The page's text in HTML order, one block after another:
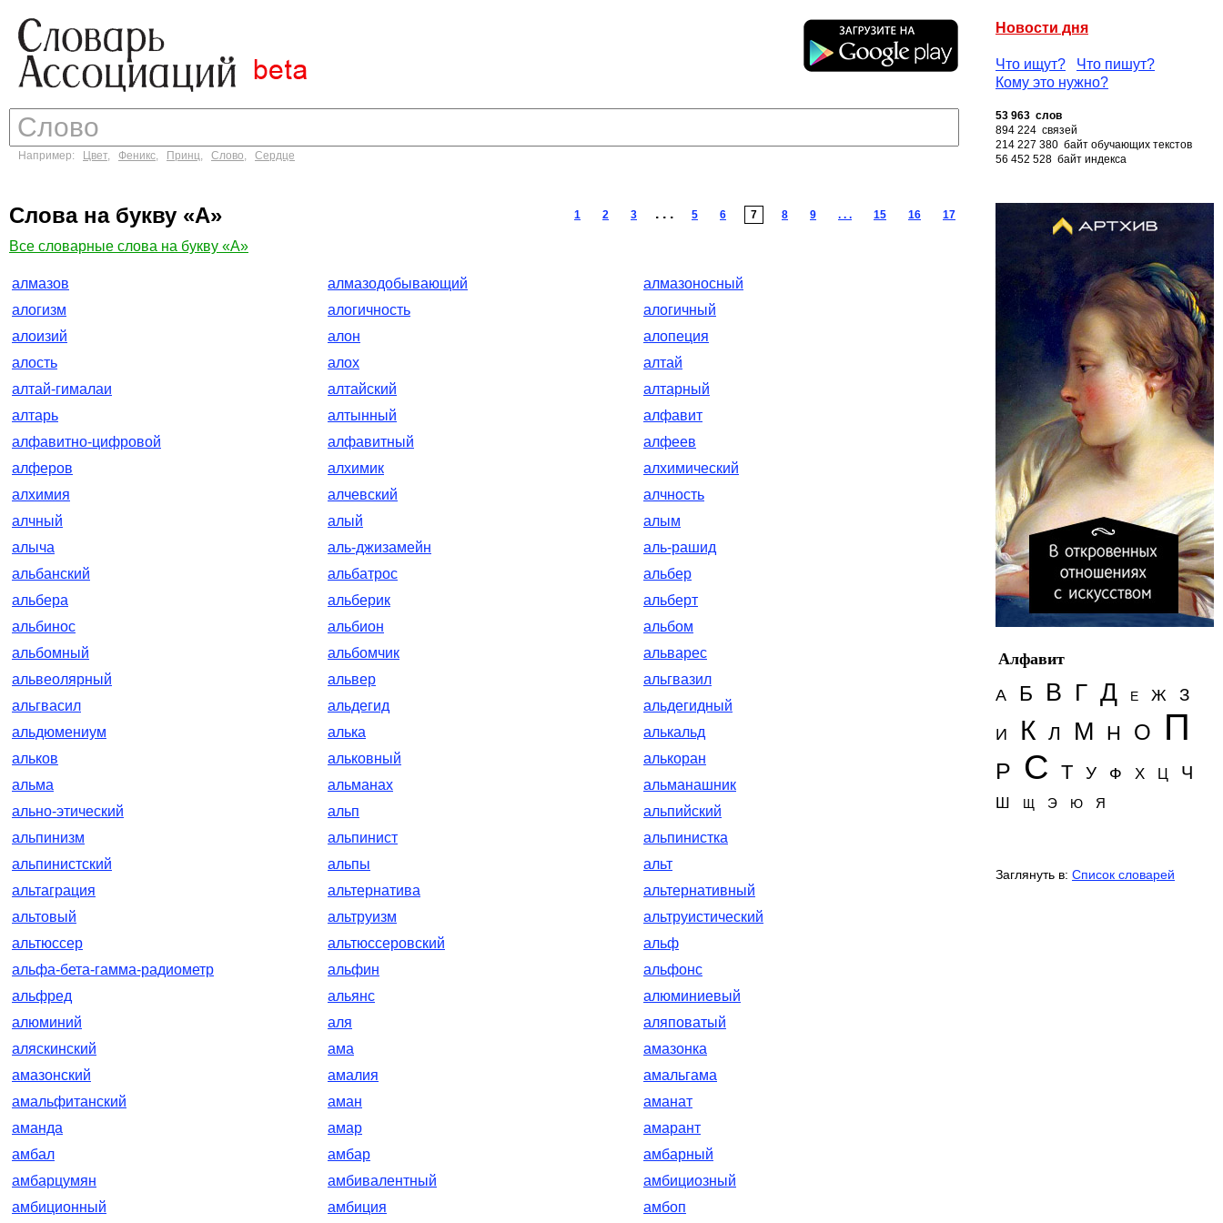
Новости дня
Что ищут?
Что пишут?
Кому это нужно?
Например: Цвет, Феникс, Принц, Слово, Сердце
53 963 слов
894 224 связей
214 227 380 байт обучающих текстов
56 452 528 байт индекса
Слова на букву «А» 1 2 3 . . . 5 6 7 8 9 . . . 15 16 17
Все словарные слова на букву «А»
алмазов алмазодобывающий
алмазоносный
алогизм
алогичность
алогичный
алоизий
алон
алопеция
алость
алох
алтай
алтай-гималаи
алтайский
алтарный
алтарь
алтынный
алфавит
алфавитно-цифровой
алфавитный
алфеев
алферов
алхимик
алхимический
алхимия
алчевский
алчность
алчный
алый
алым
алыча
аль-джизамейн
аль-рашид
альбанский
альбатрос
альбер
альбера
альберик
альберт
альбинос
альбион
альбом
альбомный
альбомчик
альварес
альвеолярный
альвер
альгвазил
альгвасил
альдегид
альдегидный
альдюмениум
алька
алькальд
альков
альковный
алькоран
альма
альманах
альманашник
ально-этический
альп
альпийский
альпинизм
альпинист
альпинистка
альпинистский
альпы
альт
альтаграция
альтернатива
альтернативный
альтовый
альтруизм
альтруистический
альтюссер
альтюссеровский
альф
альфа-бета-гамма-радиометр
альфин
альфонс
альфред
альянс
алюминиевый
алюминий
аля
аляповатый
аляскинский
ама
амазонка
амазонский
амалия
амальгама
амальфитанский
аман
аманат
аманда
амар
амарант
амбал
амбар
амбарный
амбарцумян
амбивалентный
амбициозный
амбиционный
амбиция амбоп
Алфавит
А
Б В Г Д Е Ж З
И К Л М Н О П
Р С Т У Ф Х Ц Ч
Ш Щ Э Ю Я
Заглянуть в: Список словарей